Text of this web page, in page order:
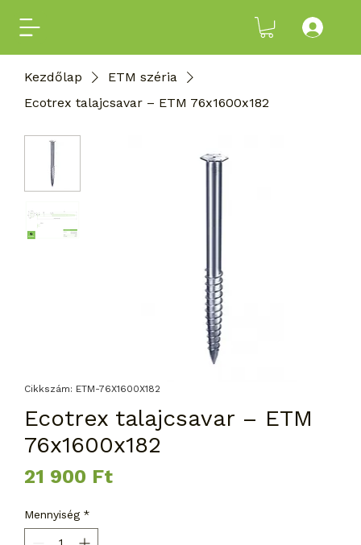
Kezdőlap
ETM széria
Ecotrex talajcsavar – ETM 76x1600x182
Cikkszám: ETM-76X1600X182
Ecotrex talajcsavar – ETM
76x1600x182
21 900 FtÁr
Mennyiség *